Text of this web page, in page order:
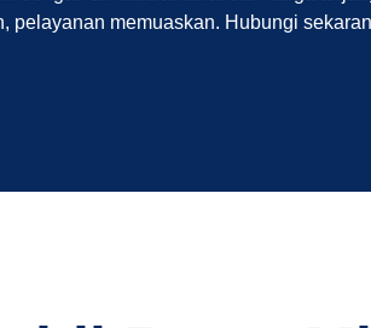
pelayanan memuaskan. Hubungi